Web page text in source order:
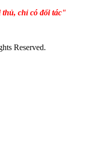
chỉ có đối tác"
Reserved.